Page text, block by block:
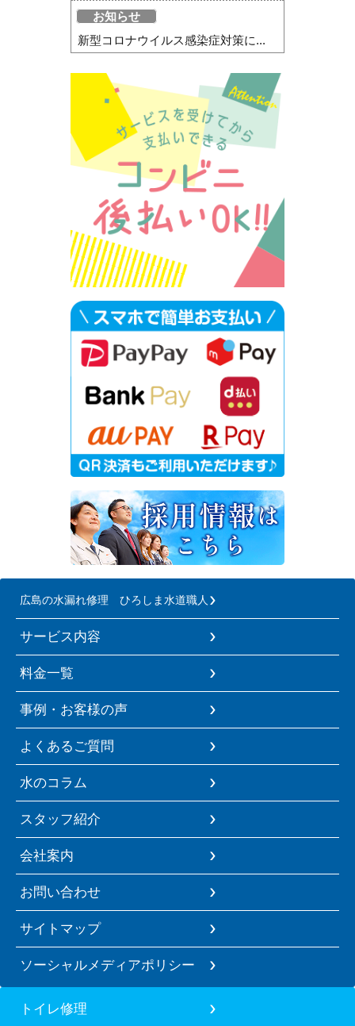
お知らせ
新型コロナウイルス感染症対策に...
広島の水漏れ修理 ひろしま水道職人
サービス内容
料金一覧
事例・お客様の声
よくあるご質問
水のコラム
スタッフ紹介
会社案内
お問い合わせ
サイトマップ
ソーシャルメディアポリシー
トイレ修理